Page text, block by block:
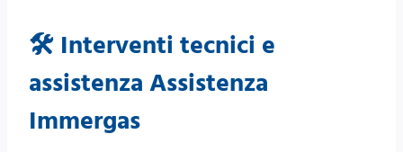
🛠️ Interventi tecnici e
assistenza Assistenza
Immergas